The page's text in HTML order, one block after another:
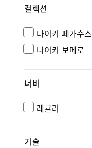
컬렉션
나이키 페가수스
나이키 보메로
너비
레귤러
기술